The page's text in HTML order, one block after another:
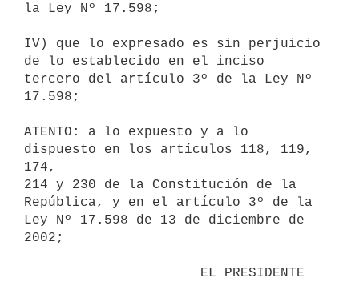
la Ley Nº 17.598;
IV) que lo expresado es sin perjuicio
de lo establecido en el inciso
tercero del artículo 3º de la Ley Nº
17.598;
ATENTO: a lo expuesto y a lo
dispuesto en los artículos 118, 119,
174,
214 y 230 de la Constitución de la
República, y en el artículo 3º de la
Ley Nº 17.598 de 13 de diciembre de
2002;